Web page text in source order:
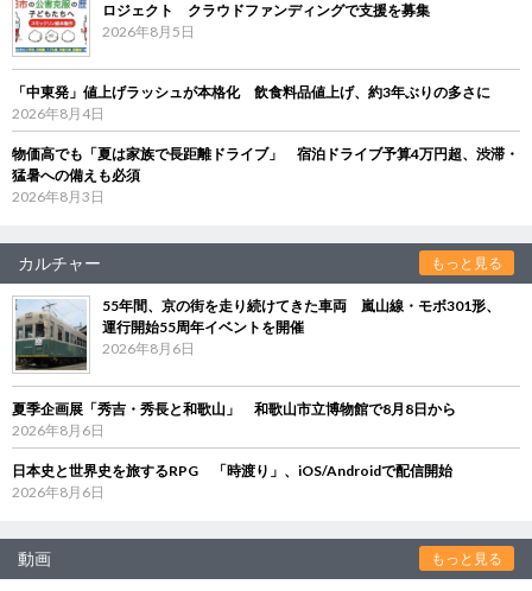
ロジェクト クラウドファンディングで支援を募集
2026年8月5日
「中東発」値上げラッシュが本格化 飲食料品値上げ、約3年ぶりの多さに
2026年8月4日
物価高でも「夏は家族で長距離ドライブ」 宿泊ドライブ予算4万円超、渋滞・
猛暑への備えも必須
2026年8月3日
カルチャー もっと見る
55年間、京の街を走り続けてきた車両 嵐山線・モボ301形、
運行開始55周年イベントを開催
2026年8月6日
夏季企画展「秀吉・秀長と和歌山」 和歌山市立博物館で8月8日から
2026年8月6日
日本史と世界史を旅するRPG 「時渡り」、iOS/Androidで配信開始
2026年8月6日
動画 もっと見る